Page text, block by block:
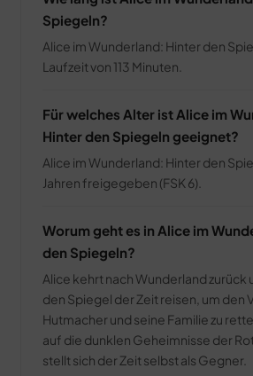
Spiegeln?
Alice im Wunderland: Hinter den
Laufzeit von 113 Minuten.
Für welches Alter ist Alice im
Hinter den Spiegeln geeignet?
Alice im Wunderland: Hinter den
Jahren freigegeben (FSK 6).
Worum geht es in Alice im
den Spiegeln?
Alice kehrt nach Wunderland zurück
den Spiegel der Zeit reisen, um den
Hutmacher und seine Familie zu
auf die dunklen Geheimnisse der
stellt sich der Zeit selbst als Gegner.